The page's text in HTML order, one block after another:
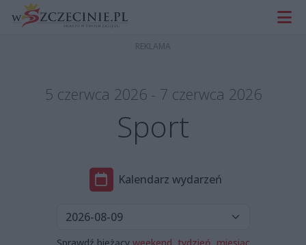
5 czerwca 2026 - 7 czerwca 2026
Sport
Kalendarz wydarzeń